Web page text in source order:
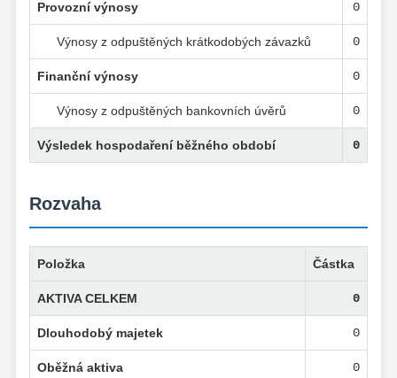
Provozní výnosy 0
Výnosy z odpuštěných krátkodobých závazků 0
Finanční výnosy 0
Výnosy z odpuštěných bankovních úvěrů 0
Výsledek hospodaření běžného období 0
Rozvaha
Položka Částka
AKTIVA CELKEM 0
Dlouhodobý majetek 0
Oběžná aktiva 0